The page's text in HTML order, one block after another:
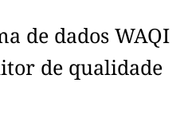
de dados WAQI
de qualidade